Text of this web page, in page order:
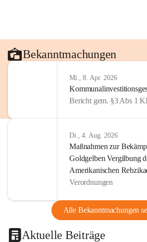
Bekanntmachungen
Mi., 8. Apr. 2026
Bericht gem. §3 Abs 1
Di., 4. Aug. 2026
Maßnahmen zur
Goldgelben Vergilbung
Amerikanischen
Verordnungen
Alle Bekanntmachungen
Aktuelle Beiträge